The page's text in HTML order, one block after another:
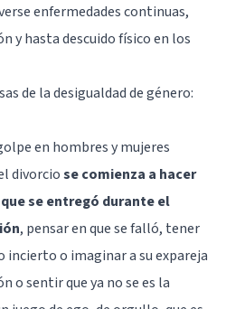
enfermedades continuas,
y hasta descuido físico en los
de la desigualdad de género:
en hombres y mujeres
divorciose comienza a hacer
se entregó durante el
, pensar en que se falló, tener
incierto o imaginar a su expareja
o sentir que ya no se es la